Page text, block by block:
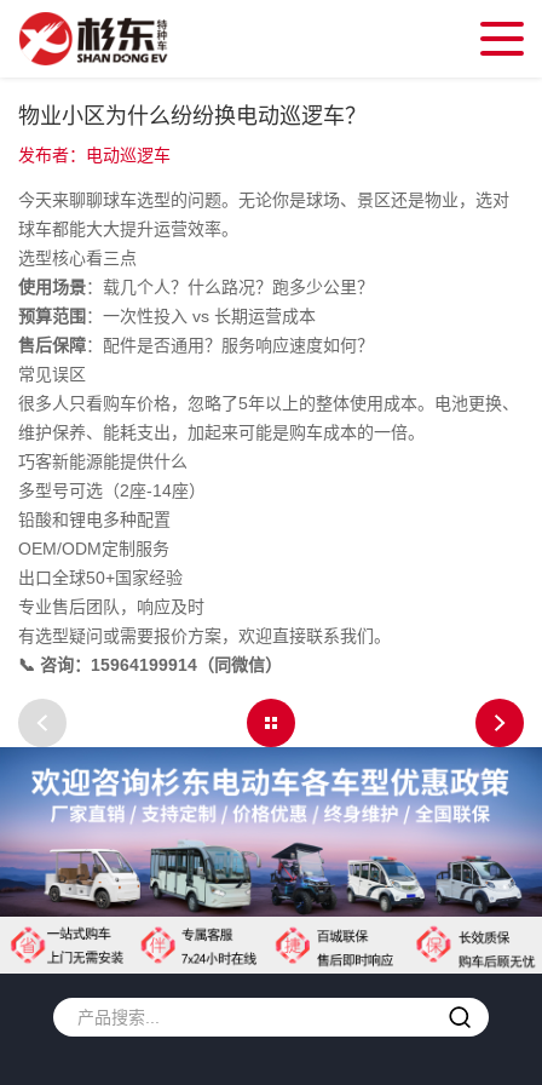
物业小区为什么纷纷换电动巡逻车？
发布者：电动巡逻车
今天来聊聊球车选型的问题。无论你是球场、景区还是物业，选对
球车都能大大提升运营效率。
选型核心看三点
使用场景：载几个人？什么路况？跑多少公里？
预算范围 ：一次性投入 vs 长期运营成本
售后保障：配件是否通用？服务响应速度如何？
常见误区
很多人只看购车价格，忽略了5年以上的整体使用成本。电池更换、
维护保养、能耗支出，加起来可能是购车成本的一倍。
巧客新能源能提供什么
多型号可选（2座-14座）
铅酸和锂电多种配置
OEM/ODM定制服务
出口全球50+国家经验
专业售后团队，响应及时
有选型疑问或需要报价方案，欢迎直接联系我们。
📞 咨询：15964199914（同微信）